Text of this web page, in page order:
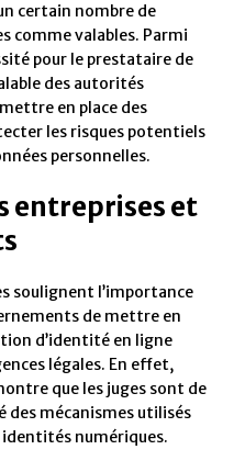
certain nombre de
comme valables. Parmi
pour le prestataire de
des autorités
en place des
les risques potentiels
personnelles.
entreprises et
soulignent l’importance
de mettre en
d’identité en ligne
légales. En effet,
que les juges sont de
des mécanismes utilisés
numériques.